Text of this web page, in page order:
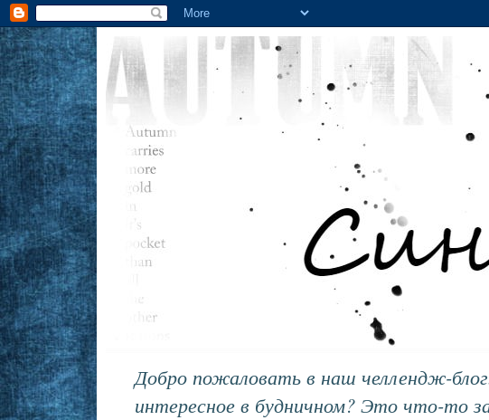
Добро пожаловать в наш челлендж-
интересное в будничном? Это что-то